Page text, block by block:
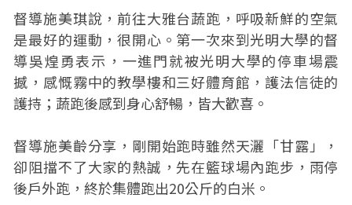
督導施美琪說，前往大雅台蔬跑，呼吸新鮮的空氣
是最好的運動，很開心。第一次來到光明大學的督
導吳煌勇表示，一進門就被光明大學的停車場震
撼，感慨霧中的教學樓和三好體育館，護法信徒的
護持；蔬跑後感到身心舒暢，皆大歡喜。
督導施美齡分享，剛開始跑時雖然天灑「甘露」，
卻阻擋不了大家的熱誠，先在籃球場內跑步，雨停
後戶外跑，終於集體跑出20公斤的白米。